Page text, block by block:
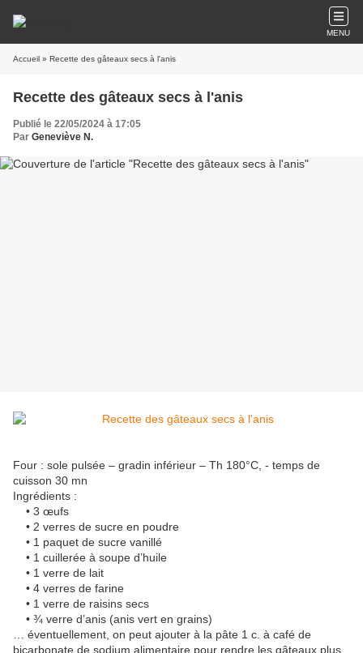
MENU
Accueil » Recette des gâteaux secs à l'anis
Recette des gâteaux secs à l'anis
Publié le 22/05/2024 à 17:05
Par Geneviève N.
Four : sole pulsée – gradin inférieur – Th 180°C, - temps de
cuisson 30 mn
Ingrédients :
• 3 œufs
• 2 verres de sucre en poudre
• 1 paquet de sucre vanillé
• 1 cuillerée à soupe d’huile
• 1 verre de lait
• 4 verres de farine
• 1 verre de raisins secs
• ¾ verre d’anis (anis vert en grains)
… éventuellement, on peut ajouter à la pâte 1 c. à café de
bicarbonate de sodium alimentaire pour rendre les gâteaux plus